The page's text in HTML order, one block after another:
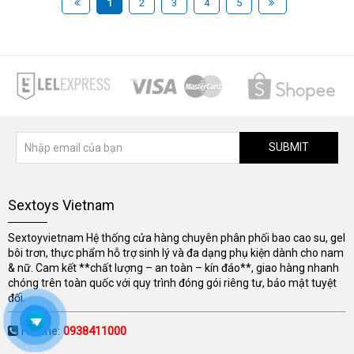
1 2 3 4 5
SUBMIT
Sextoys Vietnam
Sextoyvietnam Hệ thống cửa hàng chuyên phân phối bao cao su, gel
bôi trơn, thực phẩm hỗ trợ sinh lý và đa dạng phụ kiện dành cho nam
& nữ. Cam kết **chất lượng – an toàn – kín đáo**, giao hàng nhanh
chóng trên toàn quốc với quy trình đóng gói riêng tư, bảo mật tuyệt
đối.
Hotline: 0938411000